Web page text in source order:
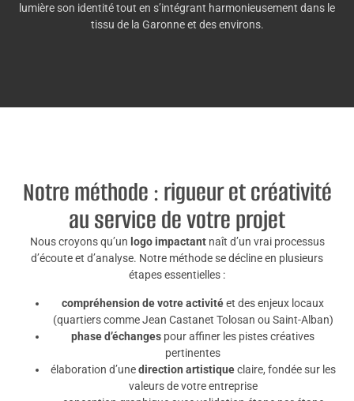
lumière son identité tout en s’intégrant harmonieusement dans le
tissu de la Garonne et des environs.
Notre méthode : rigueur et créativité
au service de votre projet
Nous croyons qu’un logo impactantnaît d’un vrai processus
d’écoute et d’analyse. Notre méthode se décline en plusieurs
étapes essentielles :
compréhension de votre activitéet des enjeux locaux
(quartiers comme Jean Castanet Tolosan ou Saint-Alban)
phase d’échanges pour affiner les pistes créatives
pertinentes
élaboration d’unedirection artistiqueclaire, fondée sur les
valeurs de votre entreprise